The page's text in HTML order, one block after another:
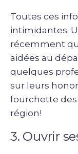
Toutes ces
intimidantes.
récemment
aidées au
quelques
sur leurs
fourchette des
région!
3. Ouvrir